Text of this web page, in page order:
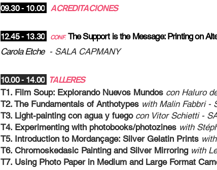
09.30 - 10.00 ACREDITACIONES
12.45 - 13.30 CONF. The Support is the Message: Printing on
Carola Etche- SALA CAPMANY
10.00 - 14.00 TALLERES
T1. Film Soup: Explorando Nuevos Mundos con Haluro
T2. The Fundamentals of Anthotypes with Malin Fabbri-
T3. Light-painting con agua y fuego con Vitor Schietti -
T4. Experimenting with photobooks/photozines with
T5. Introduction to Mordançage: Silver Gelatin Prints
T6. Chromoskedasic Painting and Silver Mirroring with
T7. Using Photo Paper in Medium and Large Format